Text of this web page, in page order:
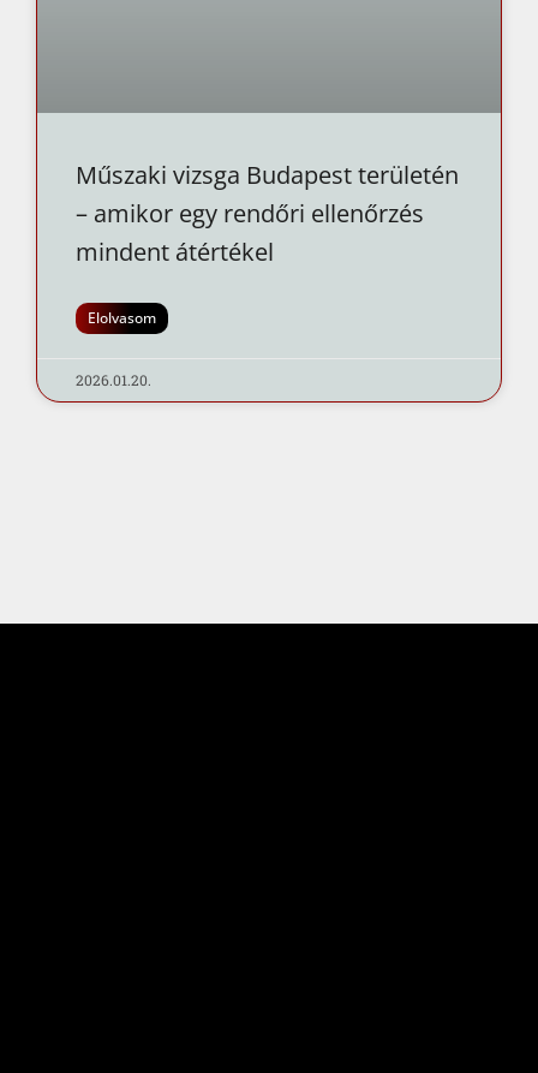
Műszaki vizsga Budapest területén
– amikor egy rendőri ellenőrzés
mindent átértékel
Elolvasom
2026.01.20.